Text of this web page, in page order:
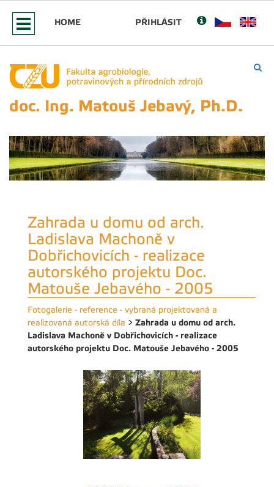
HOME PŘIHLÁSIT
doc. Ing. Matouš Jebavý, Ph.D.
Zahrada u domu od arch.
Ladislava Machoně v
Dobřichovicích - realizace
autorského projektu Doc.
Matouše Jebavého - 2005
Fotogalerie - reference - vybraná projektovaná a
realizovaná autorská díla > Zahrada u domu od arch.
Ladislava Machoně v Dobřichovicích - realizace
autorského projektu Doc. Matouše Jebavého - 2005